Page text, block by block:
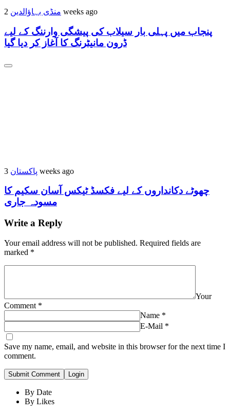
منڈی بہاؤالدین 2 weeks ago
پنجاب میں پہلی بار سیلاب کی پیشگی وارننگ کے لیے
ڈرون مانیٹرنگ کا آغاز کر دیا گیا
پاکستان 3 weeks ago
چھوٹے دکانداروں کے لیے فکسڈ ٹیکس آسان سکیم کا
مسودہ جاری
Write a Reply
Your email address will not be published. Required fields are
marked *
Your
Comment *
Name *
E-Mail *
Save my name, email, and website in this browser for the next time I
comment.
Submit Comment Login
By Date
By Likes